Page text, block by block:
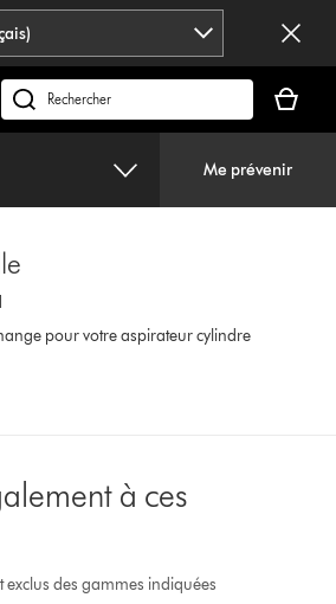
Rechercher
des
panier
est
Me prévenir
pour votre aspirateur cylindre
à ces
des gammes indiquées